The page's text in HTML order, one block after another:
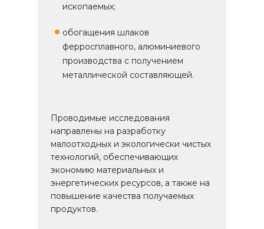
ископаемых;
обогащения шлаков
ферросплавного, алюминиевого
производства с получением
металлической составляющей.
Проводимые исследования
направлены на разработку
малоотходных и экологически чистых
технологий, обеспечивающих
экономию материальных и
энергетических ресурсов, а также на
повышение качества получаемых
продуктов.